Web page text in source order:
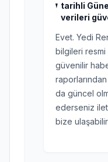
tarihli
verileri
Evet. Yedi
bilgileri resmi
güvenilir
da güncel
ederseniz
bize